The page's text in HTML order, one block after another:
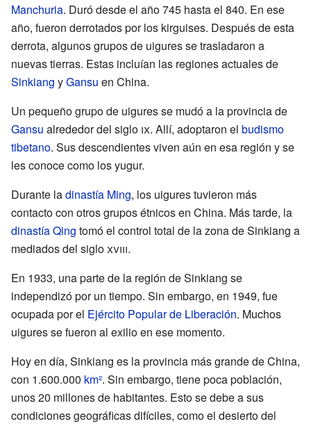
Manchuria. Duró desde el año 745 hasta el 840. En ese
año, fueron derrotados por los kirguises. Después de esta
derrota, algunos grupos de uigures se trasladaron a
nuevas tierras. Estas incluían las regiones actuales de
Sinkiang yGansu en China.
Un pequeño grupo de uigures se mudó a la provincia de
Gansu alrededor del siglo ix. Allí, adoptaron el budismo
tibetano. Sus descendientes viven aún en esa región y se
les conoce como los yugur.
Durante ladinastía Ming, los uigures tuvieron más
contacto con otros grupos étnicos en China. Más tarde, la
dinastía Qing tomó el control total de la zona de Sinkiang a
mediados del sigloxviii.
En 1933, una parte de la región de Sinkiang se
independizó por un tiempo. Sin embargo, en 1949, fue
ocupada por el Ejército Popular de Liberación. Muchos
uigures se fueron al exilio en ese momento.
Hoy en día, Sinkiang es la provincia más grande de China,
con 1.600.000 km². Sin embargo, tiene poca población,
unos 20 millones de habitantes. Esto se debe a sus
condiciones geográficas difíciles, como el desierto del